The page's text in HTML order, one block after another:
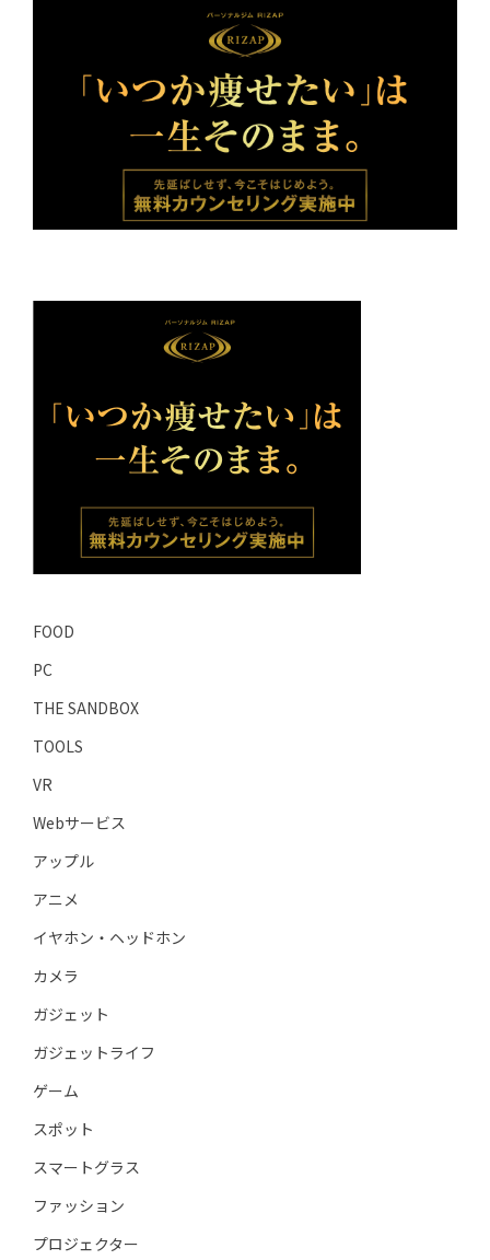
FOOD
PC
THE SANDBOX
TOOLS
VR
Webサービス
アップル
アニメ
イヤホン・ヘッドホン
カメラ
ガジェット
ガジェットライフ
ゲーム
スポット
スマートグラス
ファッション
プロジェクター